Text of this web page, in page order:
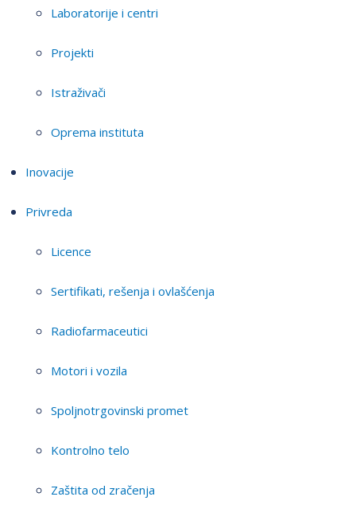
Laboratorije i centri
Projekti
Istraživači
Oprema instituta
Inovacije
Privreda
Licence
Sertifikati, rešenja i ovlašćenja
Radiofarmaceutici
Motori i vozila
Spoljnotrgovinski promet
Kontrolno telo
Zaštita od zračenja